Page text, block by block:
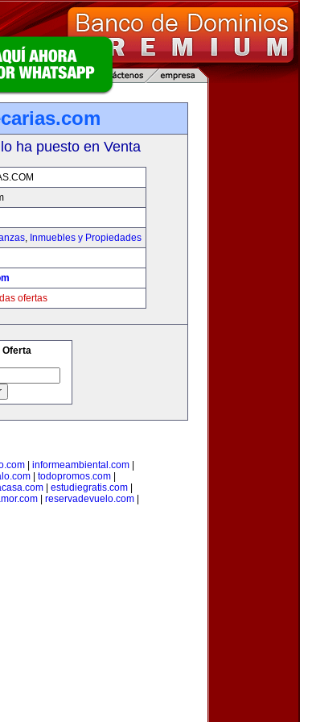
ha puesto en Venta
, Inmuebles y Propiedades
ofertas
Oferta
| informeambiental.com|
todopromos.com
| estudiegratis.com|
| reservadevuelo.com|